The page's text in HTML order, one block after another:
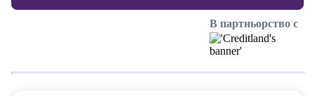
В партньорство с